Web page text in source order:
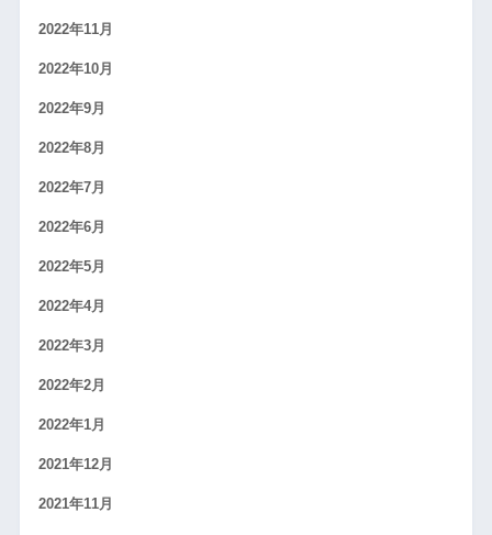
2022年11月
2022年10月
2022年9月
2022年8月
2022年7月
2022年6月
2022年5月
2022年4月
2022年3月
2022年2月
2022年1月
2021年12月
2021年11月